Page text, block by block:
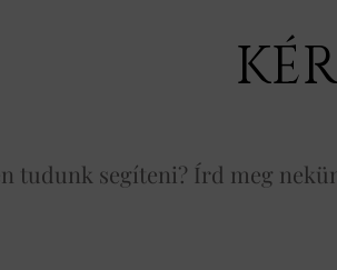
tudunk segíteni? Írd meg